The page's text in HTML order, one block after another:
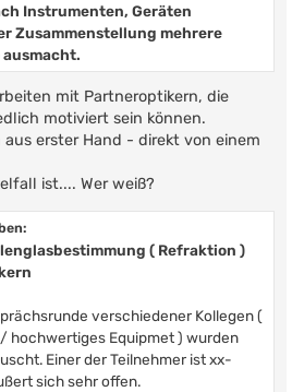
Instrumenten, Geräten
Zusammenstellung mehrere
mit Partneroptikern, die
motiviert sein können.
erster Hand - direkt von einem
ist.... Wer weiß?
( Refraktion )
verschiedener Kollegen (
hochwertiges Equipmet ) wurden
Einer der Teilnehmer ist xx-
sich sehr offen.